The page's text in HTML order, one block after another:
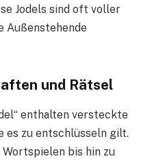
Jodels sind oft voller
Außenstehende
und Rätsel
enthalten versteckte
es zu entschlüsseln gilt.
Wortspielen bis hin zu